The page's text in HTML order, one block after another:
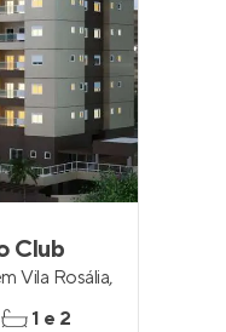
Club
Vila Rosália,
1 e 2